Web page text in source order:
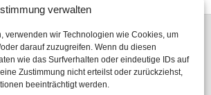
verwalten
verwenden wir Technologien wie Cookies, um
darauf zuzugreifen. Wenn du diesen
wie das Surfverhalten oder eindeutige IDs auf
Zustimmung nicht erteilst oder zurückziehst,
beeinträchtigt werden.
19